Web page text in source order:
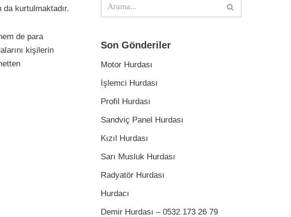
da kurtulmaktadır.
de para
kişilerin
Son Gönderiler
Motor Hurdası
İşlemci Hurdası
Profil Hurdası
Sandviç Panel Hurdası
Kızıl Hurdası
Sarı Musluk Hurdası
Radyatör Hurdası
Hurdacı
Demir Hurdası – 0532 173 26 79